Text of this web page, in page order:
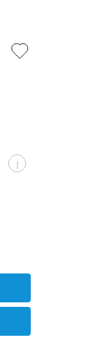
i